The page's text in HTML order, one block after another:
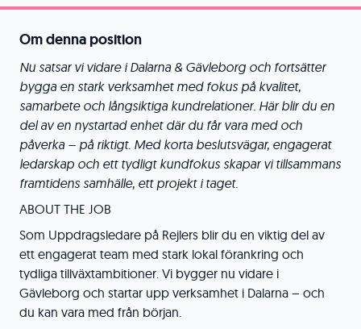
Om denna position
Nu satsar vi vidare i Dalarna & Gävleborg och fortsätter
bygga en stark verksamhet med fokus på kvalitet,
samarbete och långsiktiga kundrelationer. Här blir du en
del av en nystartad enhet där du får vara med och
påverka – på riktigt. Med korta beslutsvägar, engagerat
ledarskap och ett tydligt kundfokus skapar vi tillsammans
framtidens samhälle, ett projekt i taget.
ABOUT THE JOB
Som Uppdragsledare på Rejlers blir du en viktig del av
ett engagerat team med stark lokal förankring och
tydliga tillväxtambitioner. Vi bygger nu vidare i
Gävleborg och startar upp verksamhet i Dalarna – och
du kan vara med från början.